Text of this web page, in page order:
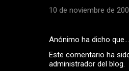
10 de noviembre de
Anónimo ha dicho que…
Este comentario ha
administrador del blog.